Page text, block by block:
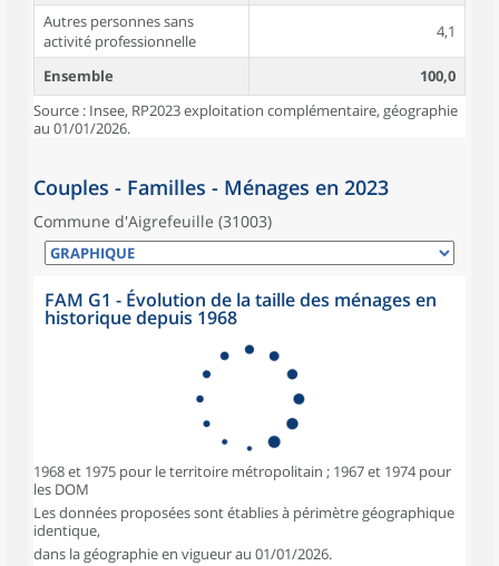
Autres personnes sans
activité professionnelle
4,1
Ensemble
100,0
Source : Insee, RP2023 exploitation complémentaire, géographie
au 01/01/2026.
Couples - Familles - Ménages en 2023
Commune d'Aigrefeuille (31003)
FAM G1 - Évolution de la taille des ménages en
historique depuis 1968
1968 et 1975 pour le territoire métropolitain ; 1967 et 1974 pour
les DOM
Les données proposées sont établies à périmètre géographique
identique,
dans la géographie en vigueur au 01/01/2026.